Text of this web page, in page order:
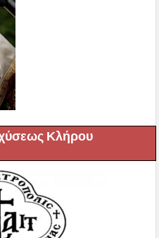
Κλήρου